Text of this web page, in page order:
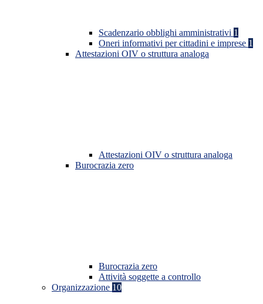
Scadenzario obblighi amministrativi 1
Oneri informativi per cittadini e imprese 1
Attestazioni OIV o struttura analoga
Attestazioni OIV o struttura analoga
Burocrazia zero
Burocrazia zero
Attività soggette a controllo
Organizzazione 10